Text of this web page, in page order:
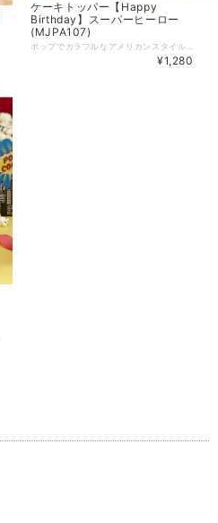
ケーキトッパー【Happy
Birthday】スーパーヒーロー
(MJPA107)
ポップでカラフルなアメリカンスタイルのケーキトッパー★ 車や飛行機、ポップなHappy Birthdayメッセージなどを含む11種類のトッパーは 男心をくすぐること間違い無し！ 子供から大人までご利用いただける大人気商品です♪
¥1,280